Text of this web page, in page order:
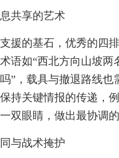
共享的艺术
援的基石，优秀的四
语如“西北方向山坡
”，载具与撤退路线
持关键情报的传递，
双眼睛，做出最协调的
与战术掩护